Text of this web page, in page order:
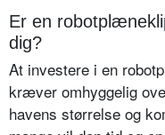
Er en
dig?
At investere i en
kræver omhyggelig
havens størrelse og